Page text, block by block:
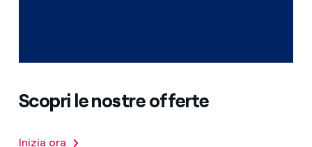
Scopri le nostre offerte
Inizia ora